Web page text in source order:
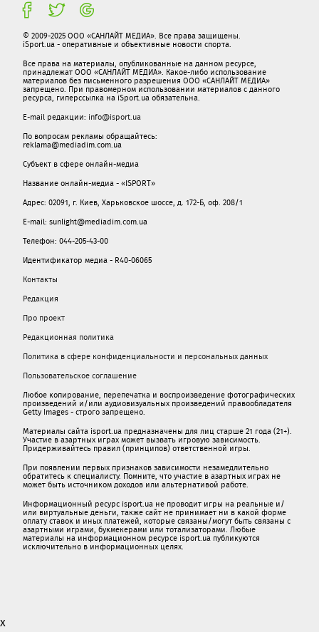
© 2009-2025 ООО «САНЛАЙТ МЕДИА». Все права защищены.
iSport.ua - оперативные и объективные новости спорта.
Все права на материалы, опубликованные на данном ресурсе,
принадлежат ООО «САНЛАЙТ МЕДИА». Какое-либо использование
материалов без письменного разрешения ООО «САНЛАЙТ МЕДИА»
запрещено. При правомерном использовании материалов с данного
ресурса, гиперссылка на iSport.ua обязательна.
E-mail редакции: info@isport.ua
По вопросам рекламы обращайтесь:
reklama@mediadim.com.ua
Субъект в сфере онлайн-медиа
Название онлайн-медиа - «ISPORT»
Адрес: 02091, г. Киев, Харьковское шоссе, д. 172-Б, оф. 208/1
E-mail: sunlight@mediadim.com.ua
Телефон: 044-205-43-00
Идентификатор медиа - R40-06065
Контакты
Редакция
Про проект
Редакционная политика
Политика в сфере конфиденциальности и персональных данных
Пользовательское соглашение
Любое копирование, перепечатка и воспроизведение фотографических
произведений и/или аудиовизуальных произведений правообладателя
Getty Images - строго запрещено.
Материалы сайта isport.ua предназначены для лиц старше 21 года (21+).
Участие в азартных играх может вызвать игровую зависимость.
Придерживайтесь правил (принципов) ответственной игры.
При появлении первых признаков зависимости незамедлительно
обратитесь к специалисту. Помните, что участие в азартных играх не
может быть источником доходов или альтернативой работе.
Информационный ресурс isport.ua не проводит игры на реальные и/
или виртуальные деньги, также сайт не принимает ни в какой форме
oплaту ставок и иных платежей, которые связаны/могут быть связаны c
азартными игрaми, букмекерами или тотализаторами. Любые
материалы на информационном ресурсе isport.ua публикуютcя
исключительно в информационных целях.
x